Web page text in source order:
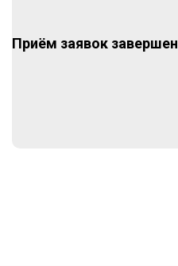
Приём заявок завершен